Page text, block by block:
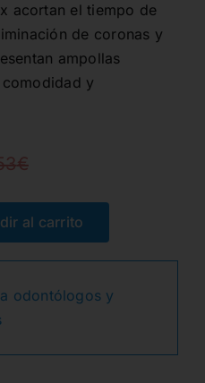
acortan el tiempo de
de coronas y
ampollas
y
€El
precio
original
era:
41,53€.
El
precio
actual
es:
33,43€.
al carrito
odontólogos y